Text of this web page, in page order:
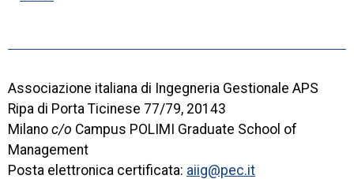
Associazione italiana di Ingegneria Gestionale APS
Ripa di Porta Ticinese 77/79, 20143
Milano c/o Campus POLIMI Graduate School of
Management
Posta elettronica certificata: aiig@pec.it